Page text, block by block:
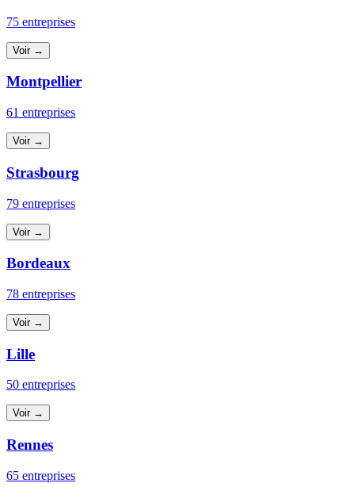
75 entreprises
Voir →
Montpellier
61 entreprises
Voir →
Strasbourg
79 entreprises
Voir →
Bordeaux
78 entreprises
Voir →
Lille
50 entreprises
Voir →
Rennes
65 entreprises